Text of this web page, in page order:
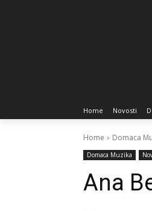
Home Novosti
Home Domaca
Domaca Muzika
Ana